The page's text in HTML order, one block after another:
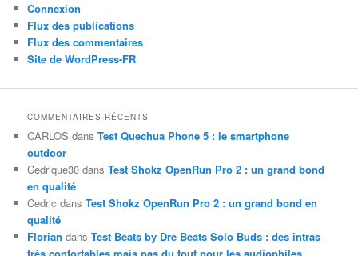
Connexion
Flux des publications
Flux des commentaires
Site de WordPress-FR
COMMENTAIRES RÉCENTS
CARLOS dansTest Quechua Phone 5 : le smartphone
outdoor
Cedrique30 dansTest Shokz OpenRun Pro 2 : un grand bond
en qualité
Cedric dansTest Shokz OpenRun Pro 2 : un grand bond en
qualité
Florian dansTest Beats by Dre Beats Solo Buds : des intras
très confortables mais pas du tout pour les audiophiles